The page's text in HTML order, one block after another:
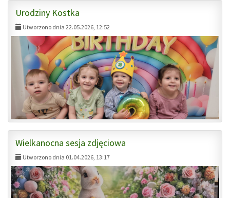
Urodziny Kostka
Utworzono dnia 22.05.2026, 12:52
Wielkanocna sesja zdjęciowa
Utworzono dnia 01.04.2026, 13:17